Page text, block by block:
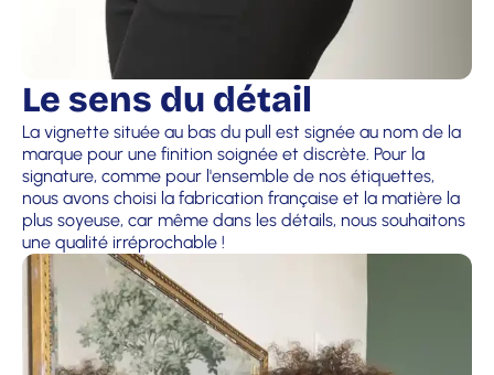
Le sens du détail
La vignette située au bas du pull est signée au nom de la
marque pour une finition soignée et discrète. Pour la
signature, comme pour l'ensemble de nos étiquettes,
nous avons choisi la fabrication française et la matière la
plus soyeuse, car même dans les détails, nous souhaitons
une qualité irréprochable !